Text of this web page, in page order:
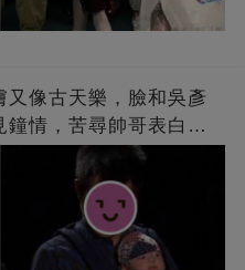
又像古天樂，臉和吳彥
情，苦尋帥哥表白，